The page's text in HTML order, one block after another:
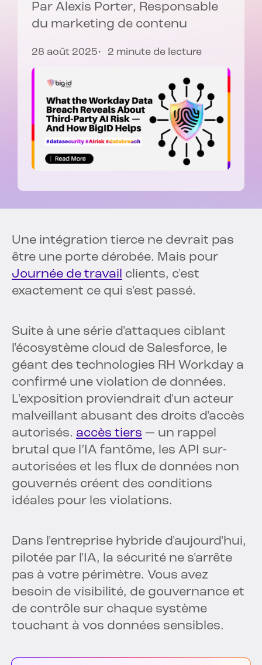
Par Alexis Porter, Responsable
du marketing de contenu
28 août 2025 2 minute de lecture
Une intégration tierce ne devrait pas
être une porte dérobée. Mais pour
Journée de travail clients, c'est
exactement ce qui s'est passé.
Suite à une série d'attaques ciblant
l'écosystème cloud de Salesforce, le
géant des technologies RH Workday a
confirmé une violation de données.
L'exposition proviendrait d'un acteur
malveillant abusant des droits d'accès
autorisés. accès tiers — un rappel
brutal que l’IA fantôme, les API sur-
autorisées et les flux de données non
gouvernés créent des conditions
idéales pour les violations.
Dans l'entreprise hybride d'aujourd'hui,
pilotée par l'IA, la sécurité ne s'arrête
pas à votre périmètre. Vous avez
besoin de visibilité, de gouvernance et
de contrôle sur chaque système
touchant à vos données sensibles.